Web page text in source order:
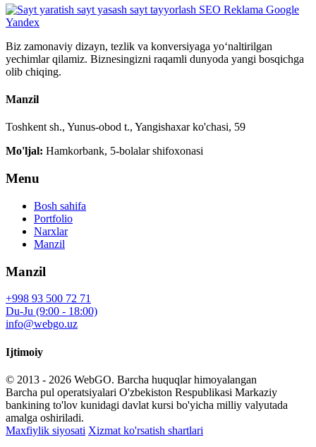
Biz zamonaviy dizayn, tezlik va konversiyaga yo‘naltirilgan
yechimlar qilamiz. Biznesingizni raqamli dunyoda yangi bosqichga
olib chiqing.
Manzil
Toshkent sh., Yunus-obod t., Yangishaxar ko'chasi, 59
Mo'ljal: Hamkorbank, 5-bolalar shifoxonasi
Menu
Bosh sahifa
Portfolio
Narxlar
Manzil
Manzil
+998 93 500 72 71
Du-Ju (9:00 - 18:00)
info@webgo.uz
Ijtimoiy
© 2013 - 2026 WebGO. Barcha huquqlar himoyalangan
Barcha pul operatsiyalari O'zbekiston Respublikasi Markaziy
bankining to'lov kunidagi davlat kursi bo'yicha milliy valyutada
amalga oshiriladi.
Maxfiylik siyosati Xizmat ko'rsatish shartlari